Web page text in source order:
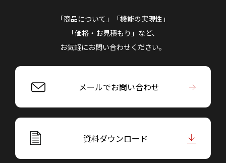
「商品について」「機能の実現性」
「価格・お見積もり」など、
お気軽にお問い合わせください。
メールでお問い合わせ
資料ダウンロード